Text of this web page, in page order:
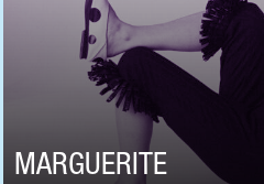
MARGUERITE